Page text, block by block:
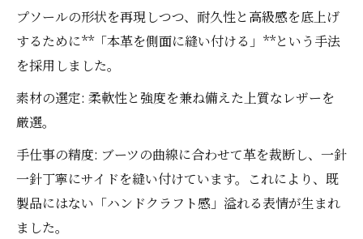
プソールの形状を再現しつつ、耐久性と高級感を底上げ
するために**「本革を側面に縫い付ける」**という手法
を採用しました。
素材の選定: 柔軟性と強度を兼ね備えた上質なレザーを
厳選。
手仕事の精度: ブーツの曲線に合わせて革を裁断し、一針
一針丁寧にサイドを縫い付けています。これにより、既
製品にはない「ハンドクラフト感」溢れる表情が生まれ
ました。